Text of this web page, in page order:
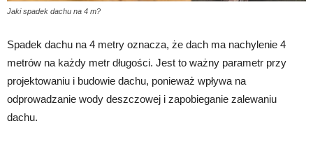
Jaki spadek dachu na 4 m?
Spadek dachu na 4 metry oznacza, że dach ma nachylenie 4
metrów na każdy metr długości. Jest to ważny parametr przy
projektowaniu i budowie dachu, ponieważ wpływa na
odprowadzanie wody deszczowej i zapobieganie zalewaniu
dachu.